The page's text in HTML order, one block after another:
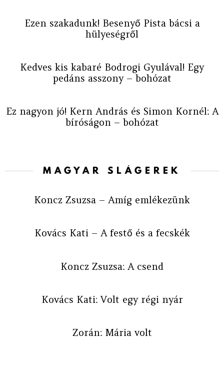
Ezen szakadunk! Besenyő Pista bácsi a
hülyeségről
Kedves kis kabaré Bodrogi Gyulával! Egy
pedáns asszony – bohózat
Ez nagyon jó! Kern András és Simon Kornél: A
bíróságon – bohózat
MAGYAR SLÁGEREK
Koncz Zsuzsa – Amíg emlékezünk
Kovács Kati – A festő és a fecskék
Koncz Zsuzsa: A csend
Kovács Kati: Volt egy régi nyár
Zorán: Mária volt